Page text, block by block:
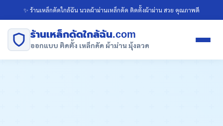
✨ ร้านเหล็กดัดใกล้ฉัน นวลผ้าม่านเหล็กดัด ติดตั้งผ้าม่าน สวย คุณภาพดี
ร้านเหล็กดัดใกล้ฉัน.com
ออกแบบ ติดตั้ง เหล็กดัด ผ้าม่าน มุ้งลวด